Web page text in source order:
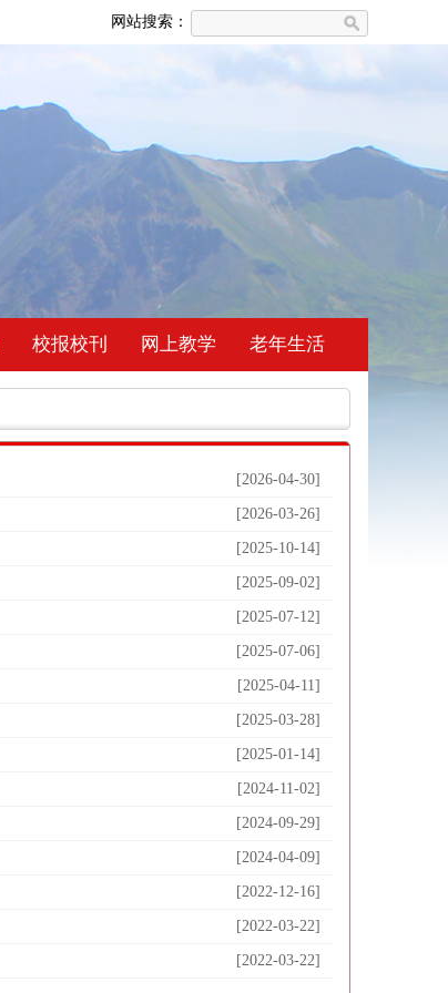
网站搜索：
校报校刊 网上教学 老年生活
[2026-04-30]
[2026-03-26]
[2025-10-14]
[2025-09-02]
[2025-07-12]
[2025-07-06]
[2025-04-11]
[2025-03-28]
[2025-01-14]
[2024-11-02]
[2024-09-29]
[2024-04-09]
[2022-12-16]
[2022-03-22]
[2022-03-22]